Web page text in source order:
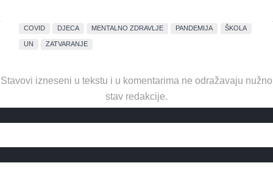
COVID DJECA MENTALNO ZDRAVLJE PANDEMIJA ŠKOLA
UN ZATVARANJE
Stavovi izneseni u tekstu i u komentarima ne odražavaju nužno
stav redakcije.